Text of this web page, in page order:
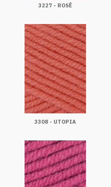
3227 - ROSÊ
3308 - UTOPIA